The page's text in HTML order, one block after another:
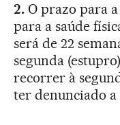
2.O prazo para
para a saúde
será de 22
segunda
recorrer à
ter denunciado a